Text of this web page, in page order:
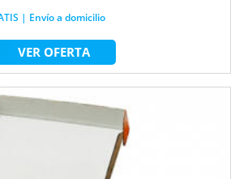
| Envío a domicilio
VER OFERTA